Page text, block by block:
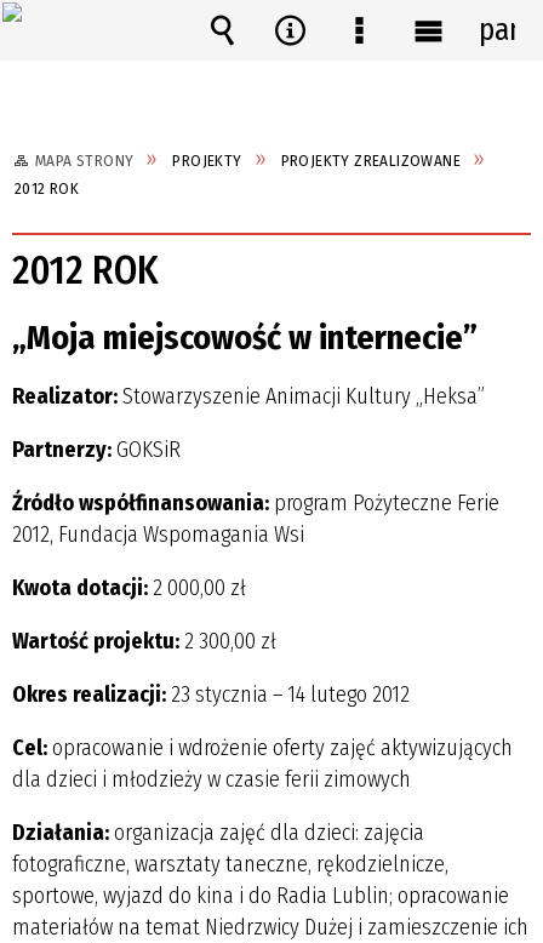
MAPA STRONY PROJEKTY
PROJEKTY ZREALIZOWANE
2012 ROK
2012 ROK
„Moja miejscowość w internecie”
Realizator:Stowarzyszenie Animacji Kultury „Heksa”
Partnerzy:GOKSiR
Źródło współfinansowania: program Pożyteczne Ferie
2012, Fundacja Wspomagania Wsi
Kwota dotacji:2 000,00 zł
Wartość projektu:2 300,00 zł
Okres realizacji:23 stycznia – 14 lutego 2012
Cel:opracowanie i wdrożenie oferty zajęć aktywizujących
dla dzieci i młodzieży w czasie ferii zimowych
Działania:organizacja zajęć dla dzieci: zajęcia
fotograficzne, warsztaty taneczne, rękodzielnicze,
sportowe, wyjazd do kina i do Radia Lublin; opracowanie
materiałów na temat Niedrzwicy Dużej i zamieszczenie ich